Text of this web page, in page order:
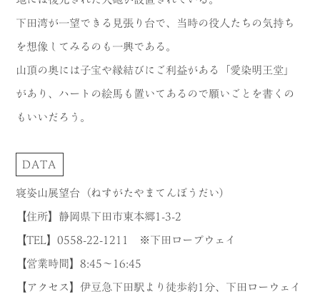
下田湾が一望できる見張り台で、当時の役人たちの気持ち
を想像してみるのも一興である。
山頂の奥には子宝や縁結びにご利益がある「愛染明王堂」
があり、ハートの絵馬も置いてあるので願いごとを書くの
もいいだろう。
DATA
寝姿山展望台（ねすがたやまてんぼうだい）
【住所】静岡県下田市東本郷1-3-2
【TEL】0558-22-1211 ※下田ロープウェイ
【営業時間】8:45～16:45
【アクセス】伊豆急下田駅より徒歩約1分、下田ローウェイ